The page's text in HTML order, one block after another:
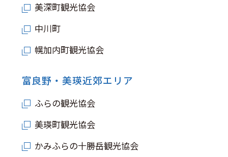
美深町観光協会
中川町
幌加内町観光協会
富良野・美瑛近郊エリア
ふらの観光協会
美瑛町観光協会
かみふらの十勝岳観光協会